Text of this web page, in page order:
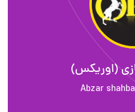
(اوریکس)
Abzar